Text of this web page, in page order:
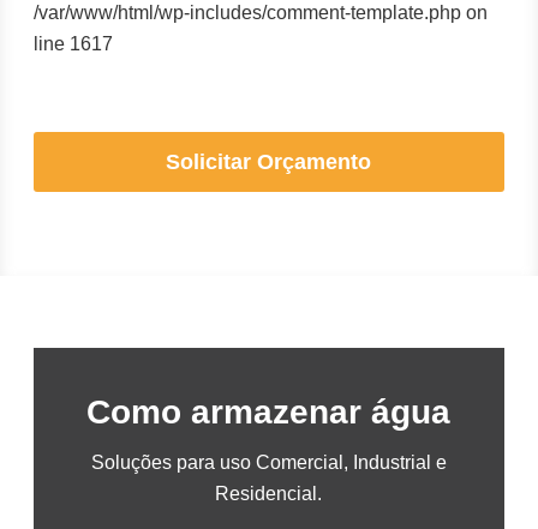
/var/www/html/wp-includes/comment-template.php on
line 1617
Solicitar Orçamento
Como armazenar água
Soluções para uso Comercial, Industrial e
Residencial.